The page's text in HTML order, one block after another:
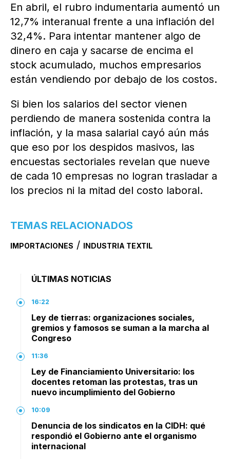
En abril, el rubro indumentaria aumentó un
12,7% interanual frente a una inflación del
32,4%. Para intentar mantener algo de
dinero en caja y sacarse de encima el
stock acumulado, muchos empresarios
están vendiendo por debajo de los costos.
Si bien los salarios del sector vienen
perdiendo de manera sostenida contra la
inflación, y la masa salarial cayó aún más
que eso por los despidos masivos, las
encuestas sectoriales revelan que nueve
de cada 10 empresas no logran trasladar a
los precios ni la mitad del costo laboral.
TEMAS RELACIONADOS
IMPORTACIONES / INDUSTRIA TEXTIL
ÚLTIMAS NOTICIAS
16:22
Ley de tierras: organizaciones sociales,
gremios y famosos se suman a la marcha al
Congreso
11:36
Ley de Financiamiento Universitario: los
docentes retoman las protestas, tras un
nuevo incumplimiento del Gobierno
10:09
Denuncia de los sindicatos en la CIDH: qué
respondió el Gobierno ante el organismo
internacional